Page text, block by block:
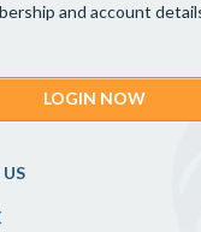
and account
LOGIN NOW